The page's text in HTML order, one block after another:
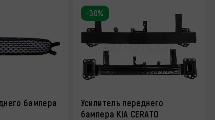
бампера
Усилитель переднего
бампера KIA CERATO
-30%